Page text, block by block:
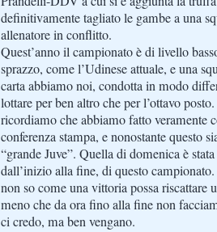
definitivamente tagliato le gambe a una
allenatore in conflitto.
Quest’anno il campionato è di livello
sprazzo, come l’Udinese attuale, e una
carta abbiamo noi, condotta in modo
lottare per ben altro che per l’ottavo
ricordiamo che abbiamo fatto veramente
conferenza stampa, e nonostante questo
“grande Juve”. Quella di domenica è
dall’inizio alla fine, di questo
non so come una vittoria possa riscattare
meno che da ora fino alla fine non
ci credo, ma ben vengano.